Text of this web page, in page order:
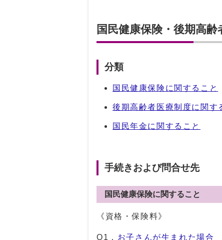
国民健康保険・後期高
分類
国民健康保険に関すること
後期高齢者医療制度に関す
国民年金に関すること
手続きおよび問合せ先
国民健康保険に関すること
《資格・保険料》
Q1． お子さんが生まれた場合